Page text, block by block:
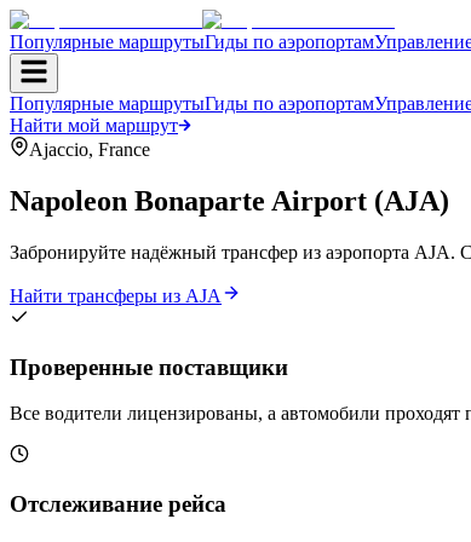
Популярные маршрутыГиды по аэропортам
Популярные маршрутыГиды по аэропортам
Найти мой маршрут
Ajaccio, France
Napoleon Bonaparte Airport (AJA)
Забронируйте надёжный трансфер из аэропорта AJA.
Найти трансферы из AJA
Проверенные поставщики
Все водители лицензированы, а автомобили проходят
Отслеживание рейса